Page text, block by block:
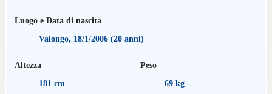
Luogo e Data di nascita
Valongo, 18/1/2006 (20 anni)
Altezza
181 cm
Peso
69 kg